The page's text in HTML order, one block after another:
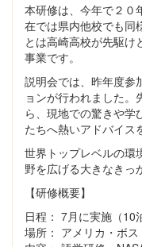
本研修は、今年で２０
在では県内他校でも同
とは高崎高校が先駆け
事業です。
説明会では、昨年度参
ョンが行われました
ら、現地での驚きや学
たちへ熱いアドバイス
世界トップレベルの環
野を広げる大きなきっ
【研修概要】
日程： 7月に実施（10
場所： アメリカ・ボ